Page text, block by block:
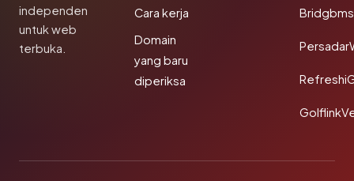
independen
untuk web
terbuka.
Cara kerja
Domain
yang baru
diperiksa